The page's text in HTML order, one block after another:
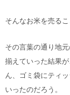
そんなお米を売る
その言葉の通り地
揃えていった結果
ん、ゴミ袋にティ
いったのだろう。